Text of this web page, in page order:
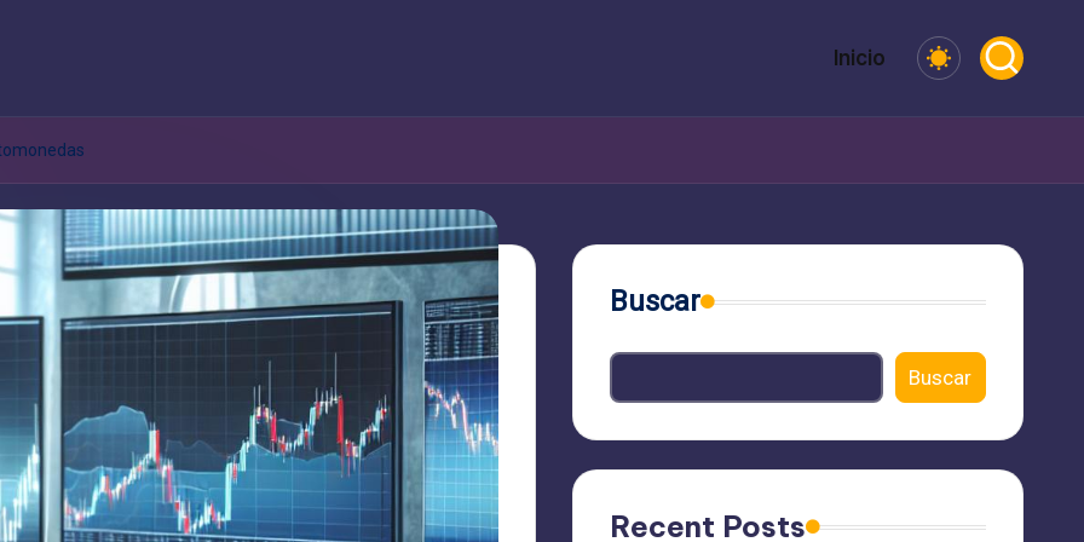
Inicio
Buscar
Buscar
Recent Posts